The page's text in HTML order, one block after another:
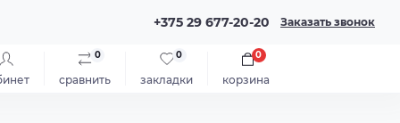
+375 29 677-20-20 Заказать звонок
сравнить
0
закладки
0
корзина
0